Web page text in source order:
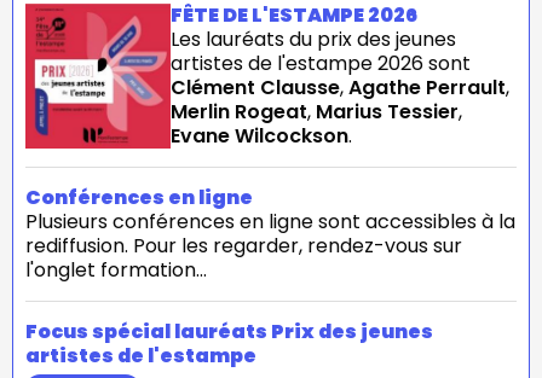
FÊTE DE L'ESTAMPE 2026
Les lauréats du prix des jeunes
artistes de l'estampe 2026 sont
Clément Clausse,Agathe Perrault,
Merlin Rogeat, Marius Tessier,
Evane Wilcockson.
Conférences en ligne
Plusieurs conférences en ligne sont accessibles à la
rediffusion. Pour les regarder, rendez-vous sur
l'onglet formation...
Focus spécial lauréats Prix des jeunes
artistes de l'estampe